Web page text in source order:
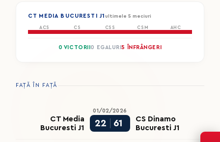
CT MEDIA BUCURESTI J1ultimele 5 meciuri
ACS CS CSS CSM AHC
0 VICTORII 0 EGALURI5 ÎNFRÂNGERI
FAȚĂ ÎN FAȚĂ
01/02/2026
CT Media
Bucuresti J1
22 61
CS Dinamo
Bucuresti J1